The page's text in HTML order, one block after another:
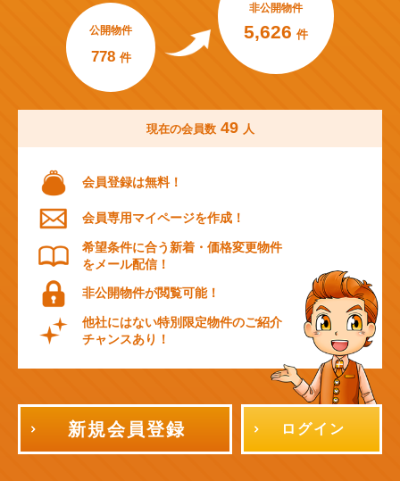
公開物件
778 件
非公開物件
5,626 件
現在の会員数 49 人
会員登録は無料！
会員専用マイページを作成！
希望条件に合う新着・価格変更物件
をメール配信！
非公開物件が閲覧可能！
他社にはない特別限定物件のご紹介
チャンスあり！
新規会員登録 ログイン